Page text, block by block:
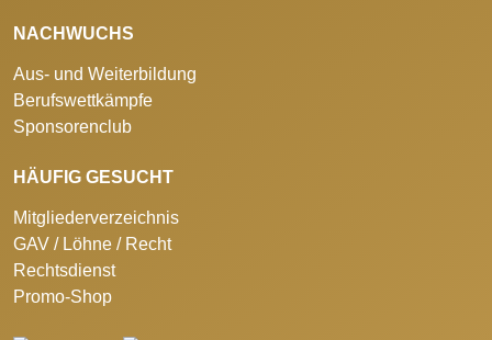
NACHWUCHS
Aus- und Weiterbildung
Berufswettkämpfe
Sponsorenclub
HÄUFIG GESUCHT
Mitgliederverzeichnis
GAV / Löhne / Recht
Rechtsdienst
Promo-Shop